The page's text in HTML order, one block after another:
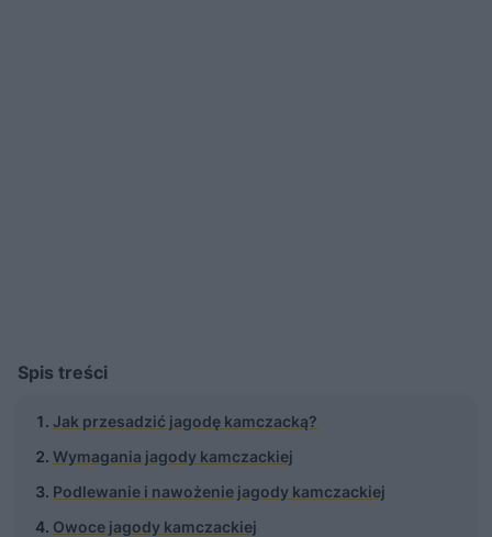
Spis treści
Jak przesadzić jagodę kamczacką?
Wymagania jagody kamczackiej
Podlewanie i nawożenie jagody kamczackiej
Owoce jagody kamczackiej